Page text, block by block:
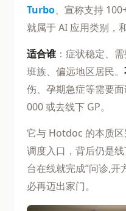
Turbo、宣称支持
就属于 AI 应用类别，
适合谁 ：症状稳定、
班族、偏远地区居民。
伤、孕期急症等需要
000 或去线下 GP。
它与 Hotdoc 的本质
调度入口，背后仍是
台在线就完成”问诊,开
必再迈出家门。